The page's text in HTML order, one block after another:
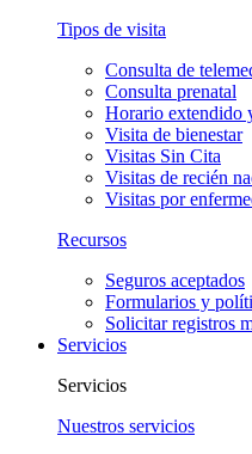
Tipos de visita
Consulta de
Consulta prenatal
Horario extendido
Visita de bienestar
Visitas Sin Cita
Visitas de recién
Visitas por
Recursos
Seguros aceptados
Formularios y
Solicitar registros
Servicios
Servicios
Nuestros servicios